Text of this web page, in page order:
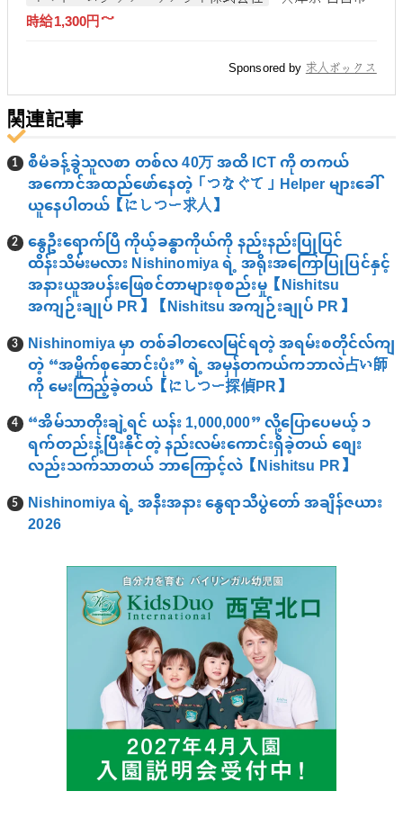
時給1,300円～
Sponsored by 求人ボックス
関連記事
စီမံခန့်ခွဲသူလစာ တစ်လ 40万 အထိ ICT ကို တကယ်
အကောင်အထည်ဖော်နေတဲ့「つなぐて」Helper များခေါ်
ယူနေပါတယ်【にしつー求人】
နွေဦးရောက်ပြီ ကိုယ့်ခန္ဓာကိုယ်ကို နည်းနည်းပြုပြင်
ထိန်းသိမ်းမလား Nishinomiya ရဲ့ အရိုးအကြောပြုပြင်နှင့်
အနားယူအပန်းဖြေစင်တာများစုစည်းမှု【Nishitsu
အကျဉ်းချုပ် PR】【Nishitsu အကျဉ်းချုပ် PR】
Nishinomiya မှာ တစ်ခါတလေမြင်ရတဲ့ အရမ်းစတိုင်လ်ကျ
တဲ့ “အမှိုက်စုဆောင်းပုံး” ရဲ့ အမှန်တကယ်ကဘာလဲ占い師
ကို မေးကြည့်ခဲ့တယ်【にしつー探偵PR】
“အိမ်သာတိုးချဲ့ရင် ယန်း 1,000,000” လို့ပြောပေမယ့် ၁
ရက်တည်းနဲ့ပြီးနိုင်တဲ့ နည်းလမ်းကောင်းရှိခဲ့တယ် စျေး
လည်းသက်သာတယ် ဘာကြောင့်လဲ【Nishitsu PR】
Nishinomiya ရဲ့ အနီးအနား နွေရာသီပွဲတော် အချိန်ဇယား
2026